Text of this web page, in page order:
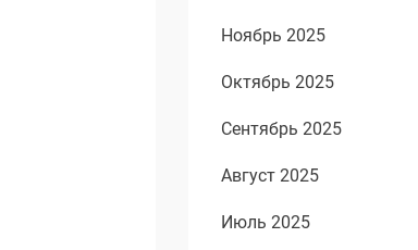
Ноябрь 2025
Октябрь 2025
Сентябрь 2025
Август 2025
Июль 2025